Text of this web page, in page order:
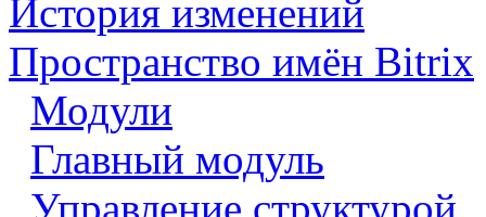
История изменений
Пространство имён Bitrix
Модули
Главный модуль